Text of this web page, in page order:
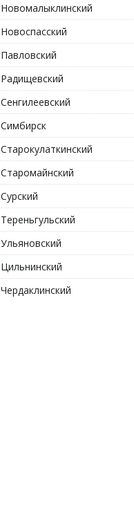
Новомалыклинский
Новоспасский
Павловский
Радищевский
Сенгилеевский
Симбирск
Старокулаткинский
Старомайнский
Сурский
Тереньгульский
Ульяновский
Цильнинский
Чердаклинский